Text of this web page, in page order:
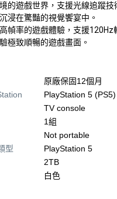
的遊戲世界，支援光線追蹤
浸在驚豔的視覺饗宴中。
幀率的遊戲體驗，支援120Hz
極致順暢的遊戲畫面。
原廠保固12個月
PlayStation 5 (PS5)
TV console
1組
Not portable
型
PlayStation 5
2TB
白色